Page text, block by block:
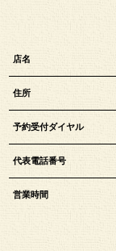
店名
住所
予約受付ダイヤル
代表電話番号
営業時間